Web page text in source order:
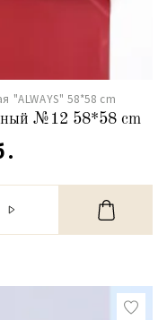
"ALWAYS" 58*58 cm
№12 58*58 cm